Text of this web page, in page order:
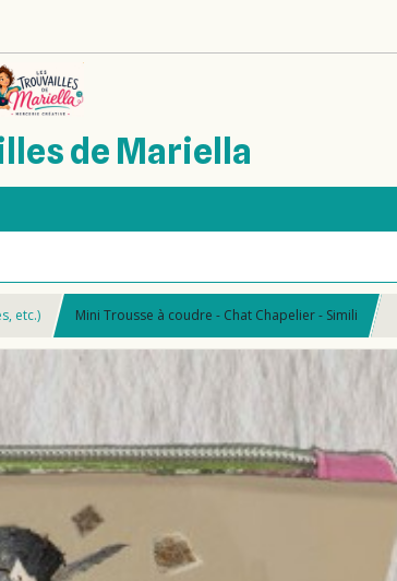
de Mariella
etc.) Mini Trousse à coudre - Chat Chapelier - Simili